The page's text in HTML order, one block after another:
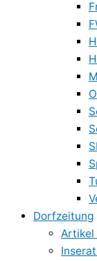
Dorfzeitung
Artikel